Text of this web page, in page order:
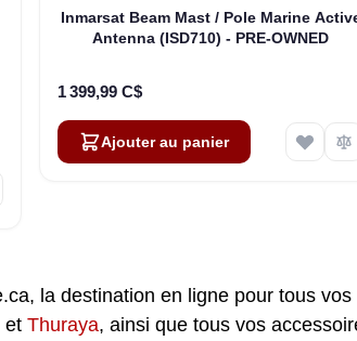
Inmarsat Beam Mast / Pole Marine
Antenna (ISD710) - PRE-OWNED
1 399,99 C$
Ajouter au panier
la destination en ligne pour tous
et Thuraya, ainsi que tous vos